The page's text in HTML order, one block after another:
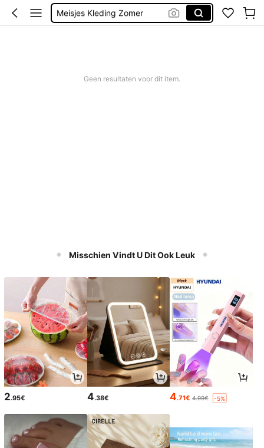
Meisjes Kleding Zomer
Geen resultaten voor dit item.
Misschien Vindt U Dit Ook Leuk
2.95€ 4.38€ 4.71€ 4.99€ -5%